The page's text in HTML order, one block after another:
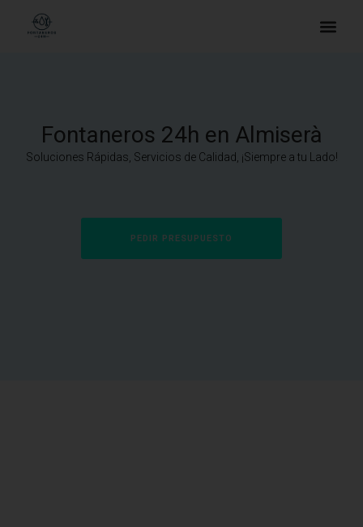
Fontaneros 24h en Almiserà
Soluciones Rápidas, Servicios de Calidad, ¡Siempre a tu Lado!
PEDIR PRESUPUESTO